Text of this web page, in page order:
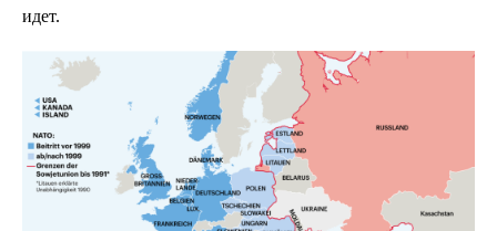
идет.